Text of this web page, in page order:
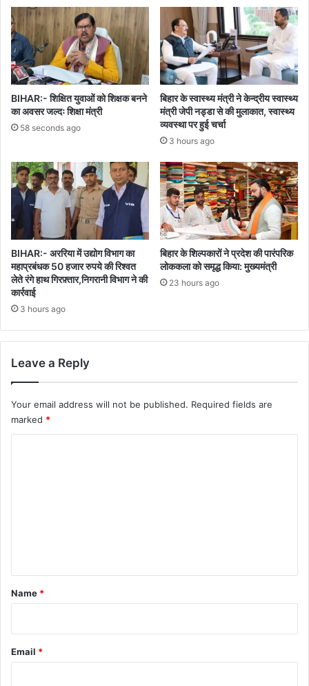
BIHAR:- शिक्षित युवाओं को शिक्षक बनने
का अवसर जल्दः शिक्षा मंत्री
58 seconds ago
बिहार के स्वास्थ्य मंत्री ने केन्द्रीय स्वास्थ्य
मंत्री जेपी नड्डा से की मुलाकात, स्वास्थ्य
व्यवस्था पर हुई चर्चा
3 hours ago
BIHAR:- अररिया में उद्योग विभाग का
महाप्रबंधक 50 हजार रुपये की रिश्वत
लेते रंगे हाथ गिरफ़्तार,निगरानी विभाग ने की
कार्रवाई
3 hours ago
बिहार के शिल्पकारों ने प्रदेश की पारंपरिक
लोककला को समृद्ध किया: मुख्यमंत्री
23 hours ago
Leave a Reply
Your email address will not be published. Required fields are
marked *
*
Name *
Email *